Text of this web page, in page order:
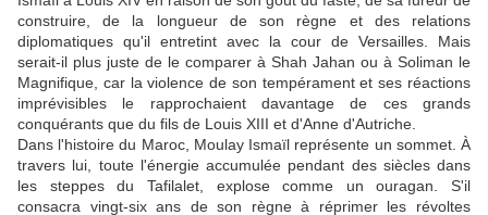
construire, de la longueur de son règne et des relations
diplomatiques qu'il entretint avec la cour de Versailles. Mais
serait-il plus juste de le comparer à Shah Jahan ou à Soliman le
Magnifique, car la violence de son tempérament et ses réactions
imprévisibles le rapprochaient davantage de ces grands
conquérants que du fils de Louis XIII et d'Anne d'Autriche.
Dans l'histoire du Maroc, Moulay Ismaïl représente un sommet. À
travers lui, toute l'énergie accumulée pendant des siècles dans
les steppes du Tafilalet, explose comme un ouragan. S'il
consacra vingt-six ans de son règne à réprimer les révoltes